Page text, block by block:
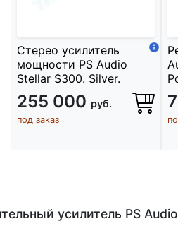
Стерео усилитель
мощности PS Audio
Stellar S300. Silver.
255 000 руб.
под заказ
усилитель PS Audio